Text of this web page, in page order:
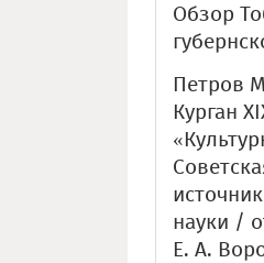
Обзор
Петров
Курган
науки /
Е. А.